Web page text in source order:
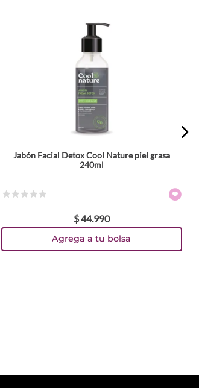
Jabón Facial Detox Cool Nature piel grasa
240ml
$44.990
Agrega a tu bolsa